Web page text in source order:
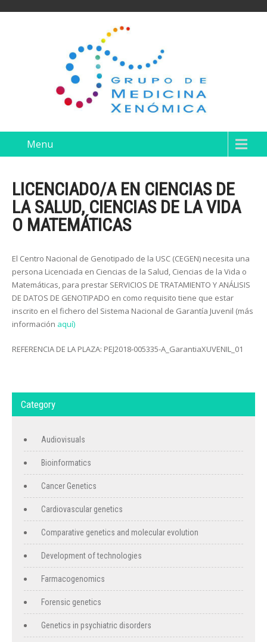
Menu
LICENCIADO/A EN CIENCIAS DE
LA SALUD, CIENCIAS DE LA VIDA
O MATEMÁTICAS
El Centro Nacional de Genotipado de la USC (CEGEN) necesita una
persona Licenciada en Ciencias de la Salud, Ciencias de la Vida o
Matemáticas, para prestar SERVICIOS DE TRATAMIENTO Y ANÁLISIS
DE DATOS DE GENOTIPADO en como requisito tiene que estar
inscrito en el fichero del Sistema Nacional de Garantía Juvenil (más
información aquí)
REFERENCIA DE LA PLAZA: PEJ2018-005335-A_GarantiaXUVENIL_01
Category
Audiovisuals
Bioinformatics
Cancer Genetics
Cardiovascular genetics
Comparative genetics and molecular evolution
Development of technologies
Farmacogenomics
Forensic genetics
Genetics in psychiatric disorders